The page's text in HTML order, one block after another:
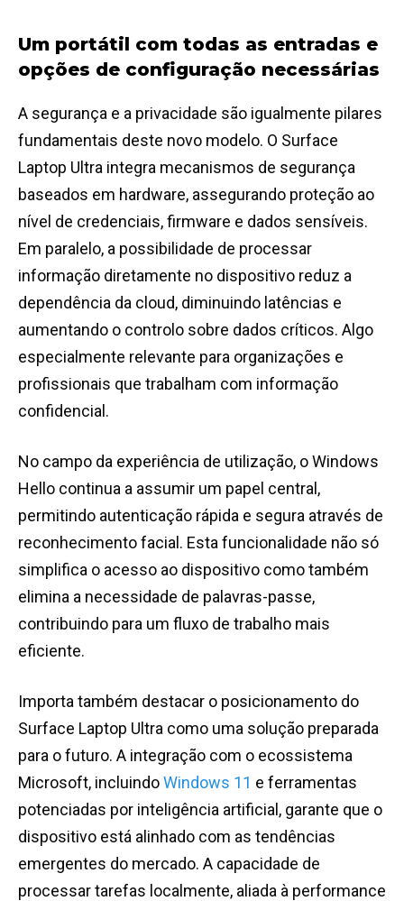
Um portátil com todas as entradas e
opções de configuração necessárias
A segurança e a privacidade são igualmente pilares
fundamentais deste novo modelo. O Surface
Laptop Ultra integra mecanismos de segurança
baseados em hardware, assegurando proteção ao
nível de credenciais, firmware e dados sensíveis.
Em paralelo, a possibilidade de processar
informação diretamente no dispositivo reduz a
dependência da cloud, diminuindo latências e
aumentando o controlo sobre dados críticos. Algo
especialmente relevante para organizações e
profissionais que trabalham com informação
confidencial.
No campo da experiência de utilização, o Windows
Hello continua a assumir um papel central,
permitindo autenticação rápida e segura através de
reconhecimento facial. Esta funcionalidade não só
simplifica o acesso ao dispositivo como também
elimina a necessidade de palavras-passe,
contribuindo para um fluxo de trabalho mais
eficiente.
Importa também destacar o posicionamento do
Surface Laptop Ultra como uma solução preparada
para o futuro. A integração com o ecossistema
Microsoft, incluindoWindows 11 e ferramentas
potenciadas por inteligência artificial, garante que o
dispositivo está alinhado com as tendências
emergentes do mercado. A capacidade de
processar tarefas localmente, aliada à performance